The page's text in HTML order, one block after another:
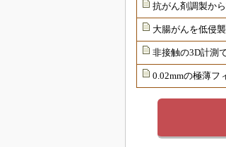
抗がん剤調製か
大腸がんを低侵
非接触の3D計測
0.02mmの極薄フ